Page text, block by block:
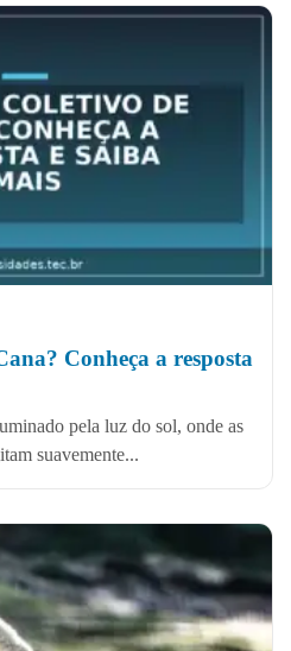
Conheça a resposta
pela luz do sol, onde as
suavemente...